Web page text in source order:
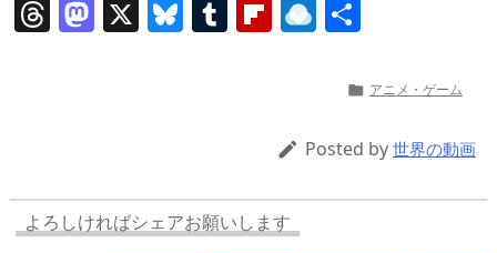
T
h
s
M
a
o
n
X Bl
u
T
u
Fl
ip
ar
d
R
ai
ro
p.
 アニメ・ゲーム
 Posted by 世界の動画
よろしければシェアお願いします